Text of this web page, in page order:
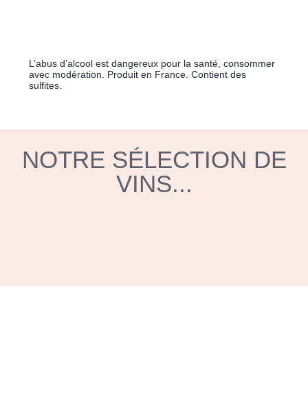
L’abus d’alcool est dangereux pour la santé, consommer
avec modération. Produit en France. Contient des
sulfites.
NOTRE SÉLECTION DE
VINS...